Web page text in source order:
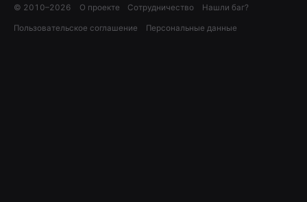
© 2010–2026 О проекте Сотрудничество Нашли баг?
Пользовательское соглашение Персональные данные